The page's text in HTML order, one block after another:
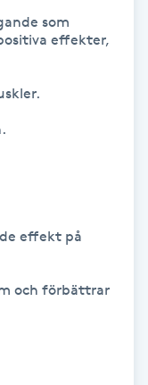
som
effekter,
effekt på
och förbättrar